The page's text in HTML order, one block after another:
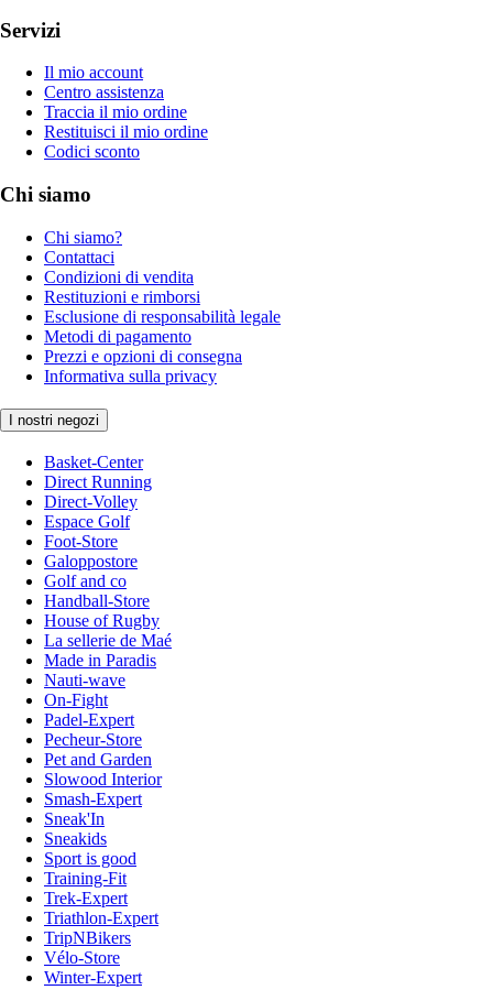
Servizi
Il mio account
Centro assistenza
Traccia il mio ordine
Restituisci il mio ordine
Codici sconto
Chi siamo
Chi siamo?
Contattaci
Condizioni di vendita
Restituzioni e rimborsi
Esclusione di responsabilità legale
Metodi di pagamento
Prezzi e opzioni di consegna
Informativa sulla privacy
I nostri negozi
Basket-Center
Direct Running
Direct-Volley
Espace Golf
Foot-Store
Galoppostore
Golf and co
Handball-Store
House of Rugby
La sellerie de Maé
Made in Paradis
Nauti-wave
On-Fight
Padel-Expert
Pecheur-Store
Pet and Garden
Slowood Interior
Smash-Expert
Sneak'In
Sneakids
Sport is good
Training-Fit
Trek-Expert
Triathlon-Expert
TripNBikers
Vélo-Store
Winter-Expert